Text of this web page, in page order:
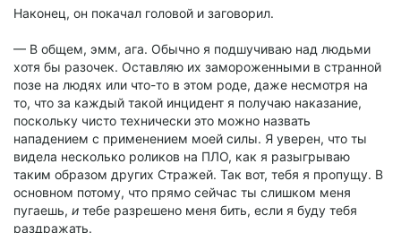
Наконец, он покачал головой и заговорил.
— В общем, эмм, ага. Обычно я подшучиваю над людьми
хотя бы разочек. Оставляю их замороженными в странной
позе на людях или что-то в этом роде, даже несмотря на
то, что за каждый такой инцидент я получаю наказание,
поскольку чисто технически это можно назвать
нападением с применением моей силы. Я уверен, что ты
видела несколько роликов на ПЛО, как я разыгрываю
таким образом других Стражей. Так вот, тебя я пропущу. В
основном потому, что прямо сейчас ты слишком меня
пугаешь, и тебе разрешено меня бить, если я буду тебя
раздражать.